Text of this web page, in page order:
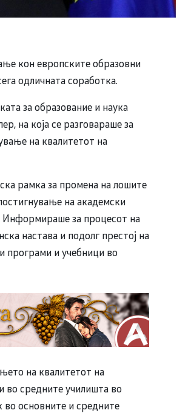
кон европските образовни
одличната соработка.
за образование и наука
на која се разговараше за
на квалитетот на
рамка за промена на лошите
на академски
Информираше за процесот на
настава и подолг престој на
програми и учебници во
на квалитетот на
во средните училишта во
во основните и средните